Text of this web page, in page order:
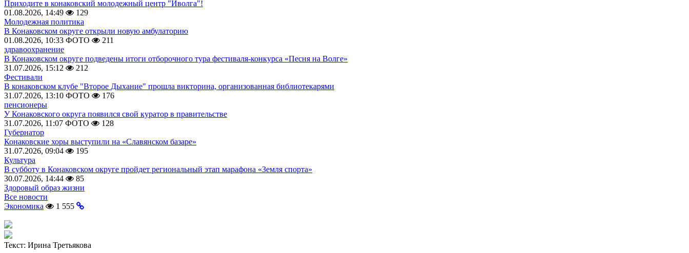
Приходите в конаковский молодежный центр "Иволга"!
01.08.2026, 14:49
129
Молодежная политика
В Конаковском округе открыли новую амбулаторию
01.08.2026, 10:33 ФОТО
211
здравоохранение
В Конаковском округе подведены итоги отборочного тура фестиваля-конкурса «Песня на Волге»
31.07.2026, 15:12
212
Фестивали
В конаковском клубе "Второе Дыхание" прошла викторина, организованная библиотекарями
31.07.2026, 13:10 ФОТО
176
пенсионеры
У Конаковского округа появился свой куратор в правительстве
31.07.2026, 11:07 ФОТО
128
Губернатор
Конаковские хоры выступили на «Славянском базаре»
31.07.2026, 09:04
195
Культура
В субботу в Конаковском округе пройдет региональный этап марафона «Земля спорта»
30.07.2026, 14:44
85
Здоровый образ жизни
Все новости
Экономика
1 555
Текст: Ирина Третьякова